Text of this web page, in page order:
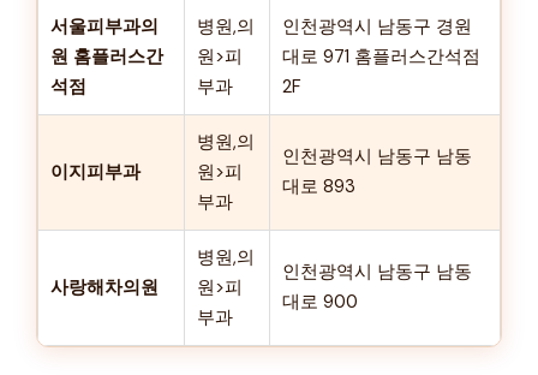
서울피부과의
원 홈플러스간
석점
병원,의
원>피
부과
인천광역시 남동구 경원
대로 971 홈플러스간석점
2F
이지피부과
병원,의
원>피
부과
인천광역시 남동구 남동
대로 893
사랑해차의원
병원,의
원>피
부과
인천광역시 남동구 남동
대로 900